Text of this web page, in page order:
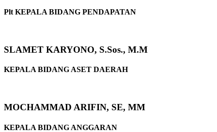
Plt KEPALA BIDANG PENDAPATAN
SLAMET KARYONO, S.Sos., M.M
KEPALA BIDANG ASET DAERAH
MOCHAMMAD ARIFIN, SE, MM
KEPALA BIDANG ANGGARAN